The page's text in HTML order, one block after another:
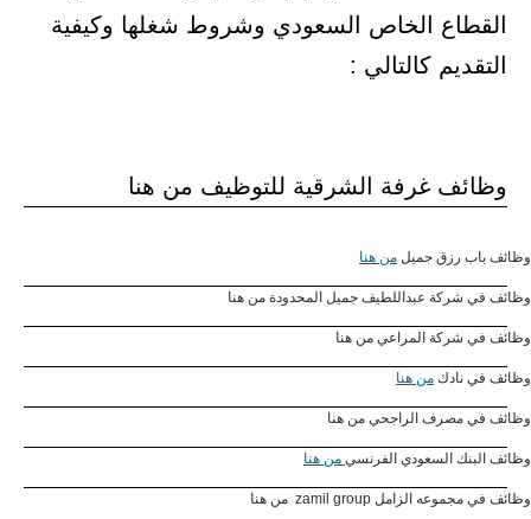
القطاع الخاص السعودي وشروط شغلها وكيفية
التقديم كالتالي :
وظائف غرفة الشرقية للتوظيف من هنا
وظائف باب رزق جميل من هنا
وظائف في شركة عبداللطيف جميل المحدودة من هنا
وظائف في شركة المراعي من هنا
وظائف في نادك من هنا
وظائف في مصرف الراجحي من هنا
وظائف البنك السعودي الفرنسي من هنا
وظائف في مجموعه الزامل zamil group من هنا